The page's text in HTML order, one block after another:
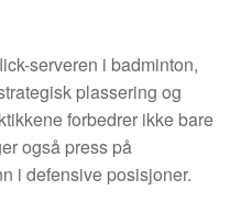
serveren i badminton,
plassering og
forbedrer ikke bare
også press på
i defensive posisjoner.